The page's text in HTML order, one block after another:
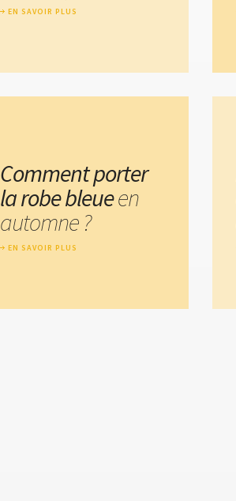
EN SAVOIR PLUS
Comment porter
la robe bleueen
automne ?
EN SAVOIR PLUS